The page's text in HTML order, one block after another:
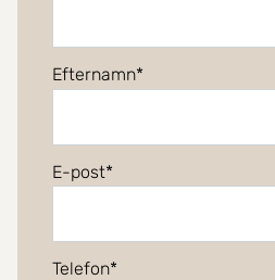
Efternamn
E-post
Telefon